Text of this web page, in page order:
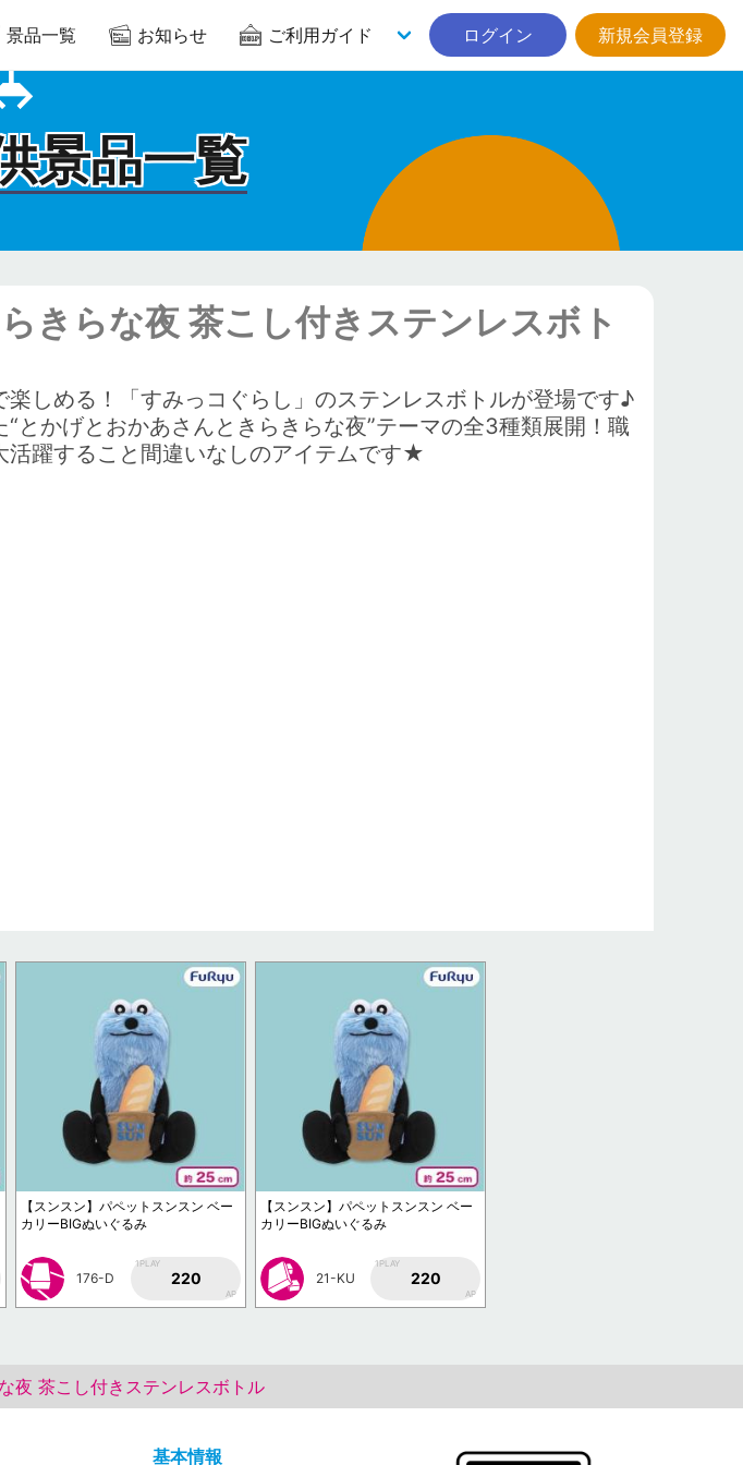
景品一覧 お知らせ ご利用ガイド ログイン 新規会員登録
景品一覧
きらな夜 茶こし付きステンレスボト
しめる！「すみっコぐらし」のステンレスボトルが登場です♪
とかげとおかあさんときらきらな夜”テーマの全3種類展開！職
活躍すること間違いなしのアイテムです★
【スンスン】パペットスンスン ベー
カリーBIGぬいぐるみ
176-D
1PLAY
220
AP
【スンスン】パペットスンスン ベー
カリーBIGぬいぐるみ
21-KU
1PLAY
220
AP
夜 茶こし付きステンレスボトル
基本情報